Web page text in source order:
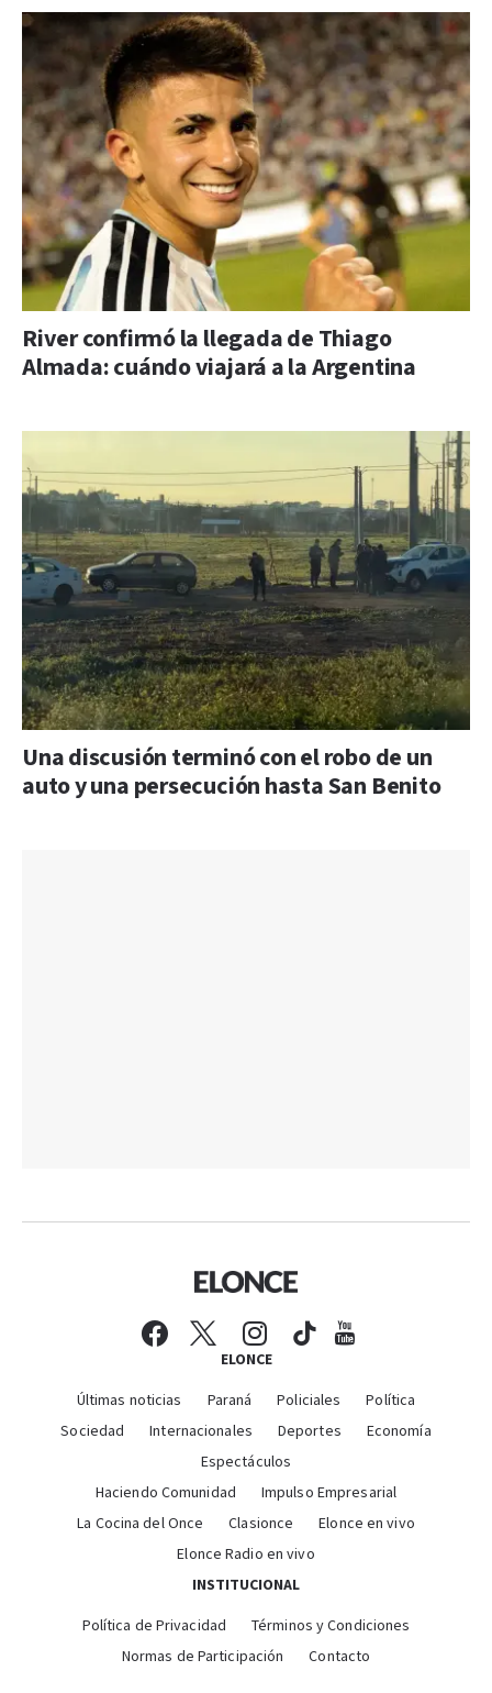
River confirmó la llegada de Thiago
Almada: cuándo viajará a la Argentina
Una discusión terminó con el robo de un
auto y una persecución hasta San Benito
ELONCE
Últimas noticias Paraná Policiales
Política
Sociedad
Internacionales Deportes
Economía
Espectáculos
Haciendo Comunidad
Impulso Empresarial
La Cocina del Once
Clasionce
Elonce en vivo
Elonce Radio en vivo
INSTITUCIONAL
Política de Privacidad
Términos y Condiciones
Normas de Participación
Contacto